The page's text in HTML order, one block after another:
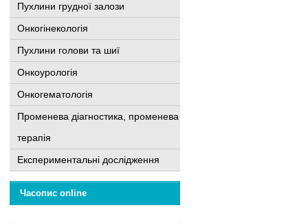
Пухлини грудної залози
Онкогінекологія
Пухлини голови та шиї
Онкоурологія
Онкогематологія
Променева діагностика, променева
терапія
Експериментальні дослідження
Часопис online